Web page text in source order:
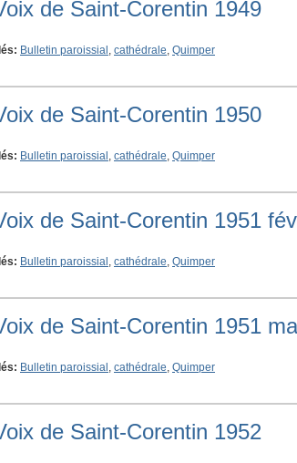
de Saint-Corentin 1949
Bulletin paroissial , cathédrale, Quimper
de Saint-Corentin 1950
Bulletin paroissial , cathédrale, Quimper
de Saint-Corentin 1951
Bulletin paroissial , cathédrale, Quimper
de Saint-Corentin 1951
Bulletin paroissial , cathédrale, Quimper
de Saint-Corentin 1952